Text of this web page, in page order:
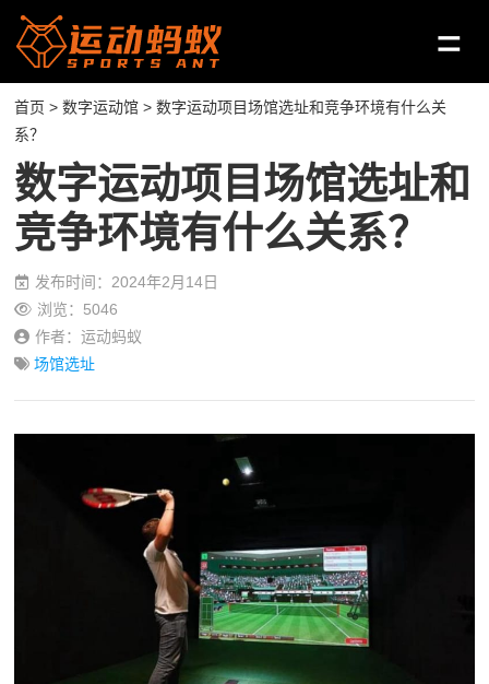
首页 >数字运动馆 > 数字运动项目场馆选址和竞争环境有什么关
系？
数字运动项目场馆选址和
竞争环境有什么关系？
发布时间：2024年2月14日
浏览：5046
作者：运动蚂蚁
场馆选址